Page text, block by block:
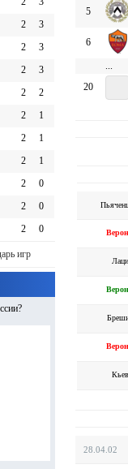
2
3
2
3
2
3
2
2
2
1
2
1
2 1
2 0
2 0
2 0
игр
5
6
...
20
28.04.02